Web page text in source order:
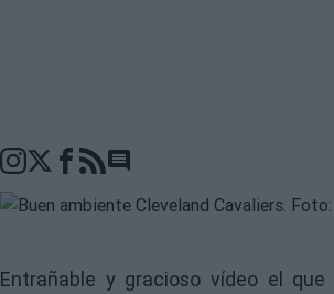
Go to comments seciton
Entrañable y gracioso vídeo el